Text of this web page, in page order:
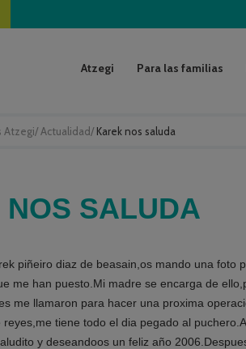
Atzegi/ Actualidad/ Karek nos saluda
Atzegi Para las familias
SALUDA
piñeiro diaz de beasain,os mando una foto
me han puesto.Mi madre se encarga de
me llamaron para hacer una proxima
tiene todo el dia pegado al
y deseandoos un feliz año